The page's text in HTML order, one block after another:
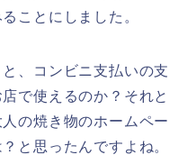
ことにしました。
、コンビニ支払いの支
で使えるのか？それと
の焼き物のホームペー
と思ったんですよね。